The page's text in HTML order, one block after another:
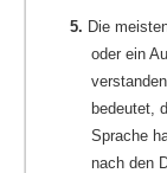
5. Die
oder ein
bedeutet,
Sprache
nach den